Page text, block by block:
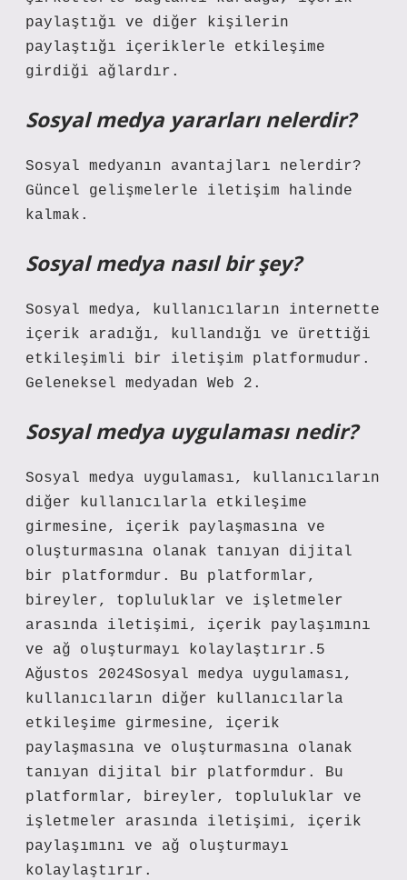
paylaştığı ve diğer kişilerin
paylaştığı içeriklerle etkileşime
girdiği ağlardır.
Sosyal medya yararları nelerdir?
Sosyal medyanın avantajları nelerdir?
Güncel gelişmelerle iletişim halinde
kalmak.
Sosyal medya nasıl bir şey?
Sosyal medya, kullanıcıların internette
içerik aradığı, kullandığı ve ürettiği
etkileşimli bir iletişim platformudur.
Geleneksel medyadan Web 2.
Sosyal medya uygulaması nedir?
Sosyal medya uygulaması, kullanıcıların
diğer kullanıcılarla etkileşime
girmesine, içerik paylaşmasına ve
oluşturmasına olanak tanıyan dijital
bir platformdur. Bu platformlar,
bireyler, topluluklar ve işletmeler
arasında iletişimi, içerik paylaşımını
ve ağ oluşturmayı kolaylaştırır.5
Ağustos 2024Sosyal medya uygulaması,
kullanıcıların diğer kullanıcılarla
etkileşime girmesine, içerik
paylaşmasına ve oluşturmasına olanak
tanıyan dijital bir platformdur. Bu
platformlar, bireyler, topluluklar ve
işletmeler arasında iletişimi, içerik
paylaşımını ve ağ oluşturmayı
kolaylaştırır.